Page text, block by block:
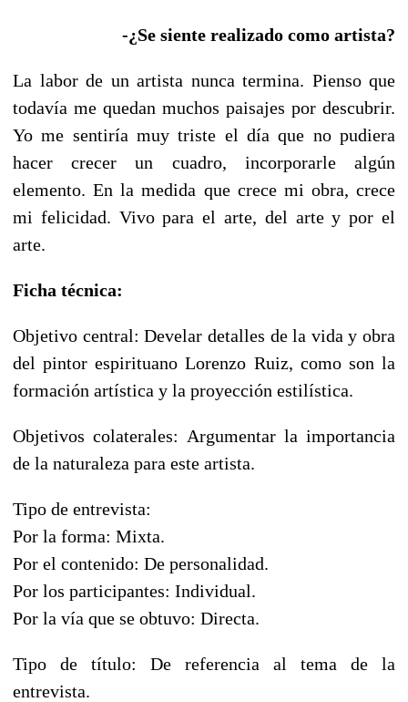
-¿Se siente realizado como artista?
La labor de un artista nunca termina. Pienso que
todavía me quedan muchos paisajes por descubrir.
Yo me sentiría muy triste el día que no pudiera
hacer crecer un cuadro, incorporarle algún
elemento. En la medida que crece mi obra, crece
mi felicidad. Vivo para el arte, del arte y por el
arte.
Ficha técnica:
Objetivo central: Develar detalles de la vida y obra
del pintor espirituano Lorenzo Ruiz, como son la
formación artística y la proyección estilística.
Objetivos colaterales: Argumentar la importancia
de la naturaleza para este artista.
Tipo de entrevista:
Por la forma: Mixta.
Por el contenido: De personalidad.
Por los participantes: Individual.
Por la vía que se obtuvo: Directa.
Tipo de título: De referencia al tema de la
entrevista.